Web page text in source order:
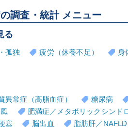
調査・統計 メニュー
る
孤独 疲労（休養不足） 身
異常症（高脂血症） 糖尿病
肥満症／メタボリックシンド
塞 脳出血 脂肪肝／